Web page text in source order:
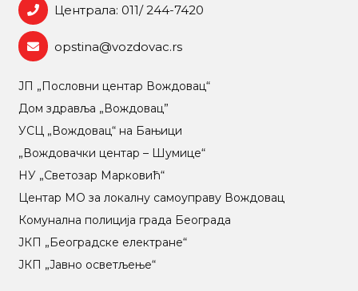
Централа: 011/ 244-7420
opstina@vozdovac.rs
ЈП „Пословни центар Вождовац“
Дом здравља „Вождовац”
УСЦ „Вождовац“ на Бањици
„Вождовачки центар – Шумице“
НУ „Светозар Марковић“
Центар МO за локалну самоуправу Вождовац
Комунална полиција града Београда
ЈКП „Београдске електране“
ЈКП „Јавно осветљење“